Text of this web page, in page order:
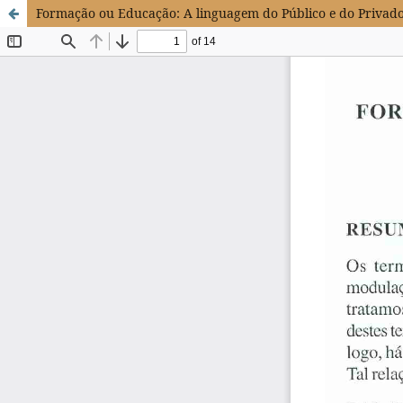
Formação ou Educação: A linguagem do Público e do